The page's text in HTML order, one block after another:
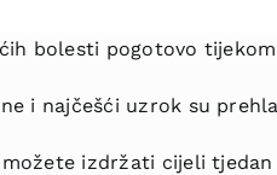
bolesti pogotovo
i najčešći uzrok su
izdržati cijeli